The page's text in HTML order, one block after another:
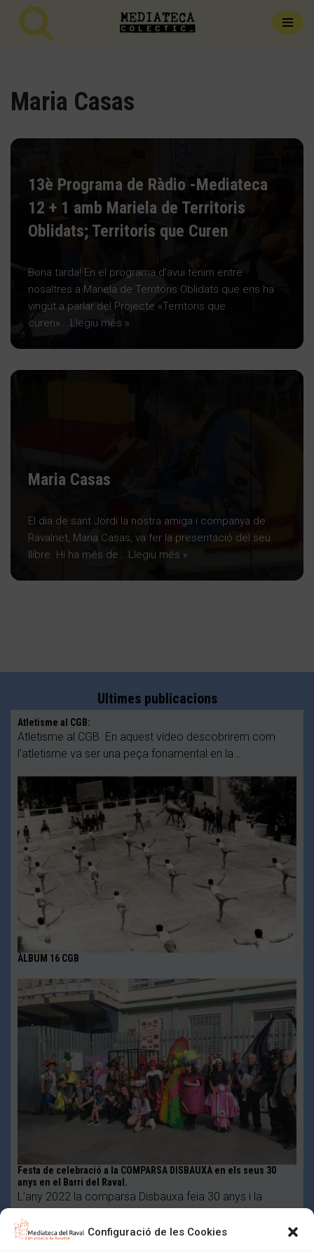
Configuració de les Cookies
Vés
Maria Casas
13è Programa de Ràdio -Mediateca
12 + 1 amb Mariela de Territoris
Oblidats; Territoris que Curen
Bona tarda! En el programa d’avui tenim entre
nosaltres a Mariela de Territoris Oblidats que ens ha
vingut a parlar del Projecte «Territoris que
curen»… Llegiu més »
Maria Casas
El dia de sant Jordi la nostra amiga i companya de
Ravalnet, Maria Casas, va fer la presentació del seu
llibre. Hi ha més de… Llegiu més »
Ultimes publicacions
Atletisme al CGB:
Atletisme al CGB. En aquest vídeo descobrirem com
l’atletisme va ser una peça fonamental en la…
ÀLBUM 16 CGB
Festa de celebració a la COMPARSA DISBAUXA en els seus 30
anys en el Barri del Raval.
L’any 2022 la comparsa Disbauxa feia 30 anys i la